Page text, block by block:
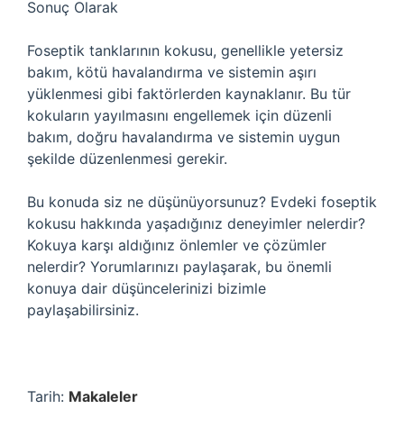
Sonuç Olarak
Foseptik tanklarının kokusu, genellikle yetersiz
bakım, kötü havalandırma ve sistemin aşırı
yüklenmesi gibi faktörlerden kaynaklanır. Bu tür
kokuların yayılmasını engellemek için düzenli
bakım, doğru havalandırma ve sistemin uygun
şekilde düzenlenmesi gerekir.
Bu konuda siz ne düşünüyorsunuz? Evdeki foseptik
kokusu hakkında yaşadığınız deneyimler nelerdir?
Kokuya karşı aldığınız önlemler ve çözümler
nelerdir? Yorumlarınızı paylaşarak, bu önemli
konuya dair düşüncelerinizi bizimle
paylaşabilirsiniz.
Tarih: Makaleler